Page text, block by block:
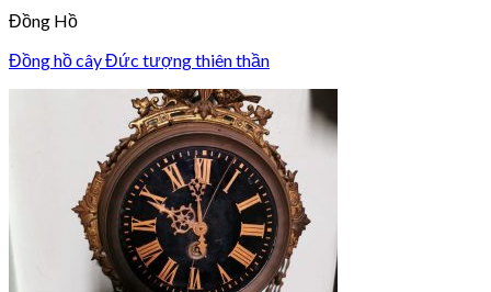
Đồng Hồ
Đồng hồ cây Đức tượng thiên thần